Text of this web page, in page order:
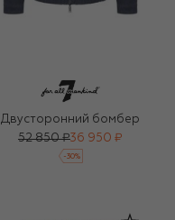
Двусторонний бомбер
52 850 ₽36 950 ₽
-30%